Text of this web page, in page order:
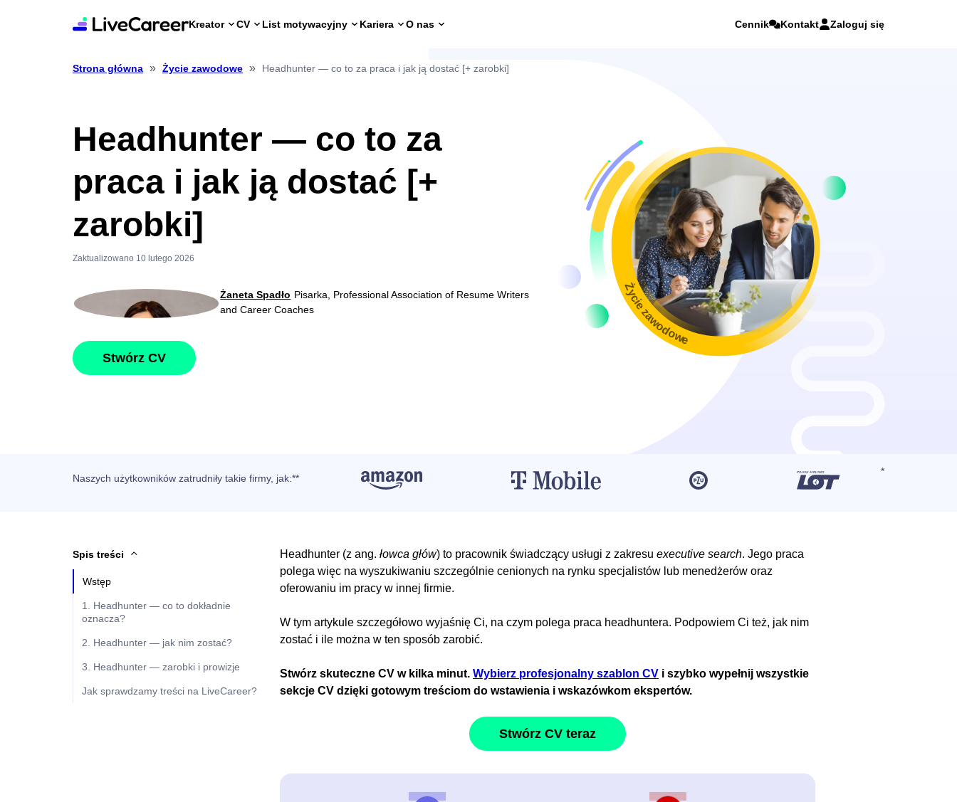
Kreator CV List motywacyjny Kariera O nas Cennik Kontakt Zaloguj się
Strona główna » Życie zawodowe » Headhunter — co to za praca i jak ją dostać [+ zarobki]
Headhunter — co to za
praca i jak ją dostać [+
zarobki]
Zaktualizowano 10 lutego 2026
Żaneta Spadło Pisarka, Professional Association of Resume Writers
and Career Coaches
Stwórz CV
Życie zawodowe
Naszych użytkowników zatrudniły takie firmy, jak:**
Spis treści
Wstęp
1. Headhunter — co to dokładnie
oznacza?
2. Headhunter — jak nim zostać?
3. Headhunter — zarobki i prowizje
Jak sprawdzamy treści na LiveCareer?
Headhunter (z ang. łowca głów) to pracownik świadczący usługi z zakresu executive search. Jego praca
polega więc na wyszukiwaniu szczególnie cenionych na rynku specjalistów lub menedżerów oraz
oferowaniu im pracy w innej firmie.
W tym artykule szczegółowo wyjaśnię Ci, na czym polega praca headhuntera. Podpowiem Ci też, jak nim
zostać i ile można w ten sposób zarobić.
Stwórz skuteczne CV w kilka minut. Wybierz profesjonalny szablon CV i szybko wypełnij wszystkie
sekcje CV dzięki gotowym treściom do wstawienia i wskazówkom ekspertów.
Stwórz CV teraz